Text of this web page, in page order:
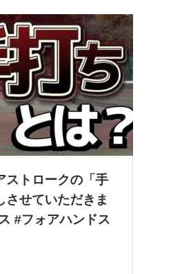
ストロークの「手
させていただきま
#フォアハンドス